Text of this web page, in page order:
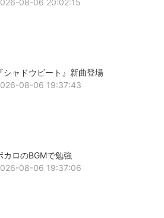
『シャドウビート』新曲登場
08-06 19:37:43
カロのBGMで勉強
08-06 19:37:06